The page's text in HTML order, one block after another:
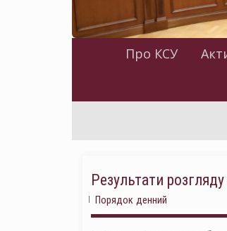
Про КСУ
Результати
Порядок денний